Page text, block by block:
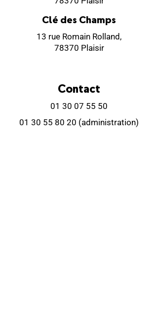
Clé des Champs
13 rue Romain Rolland,
78370 Plaisir
Contact
01 30 07 55 50
01 30 55 80 20 (administration)